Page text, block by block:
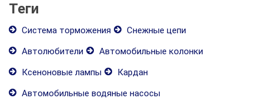
Теги
Система торможения
Снежные цепи
Автолюбители
Автомобильные колонки
Ксеноновые лампы
Кардан
Автомобильные водяные насосы